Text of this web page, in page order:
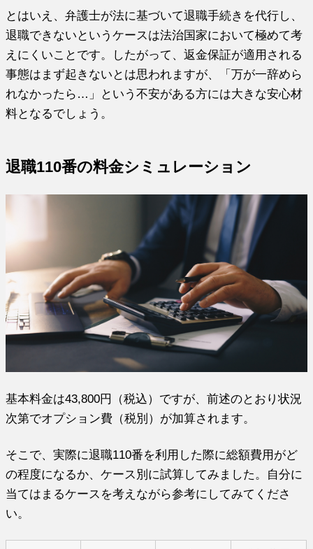
とはいえ、弁護士が法に基づいて退職手続きを代行し、
退職できないというケースは法治国家において極めて考
えにくいことです。したがって、返金保証が適用される
事態はまず起きないとは思われますが、「万が一辞めら
れなかったら…」という不安がある方には大きな安心材
料となるでしょう。
退職110番の料金シミュレーション
基本料金は43,800円（税込）ですが、前述のとおり状況
次第でオプション費（税別）が加算されます。
そこで、実際に退職110番を利用した際に総額費用がど
の程度になるか、ケース別に試算してみました。自分に
当てはまるケースを考えながら参考にしてみてくださ
い。